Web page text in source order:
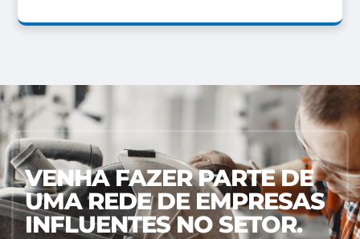
VENHA FAZER PARTE DE
UMA REDE DE EMPRESAS
INFLUENTES NO SETOR.